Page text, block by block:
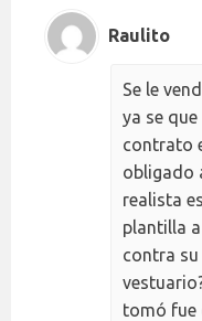
Raulito
Se le
ya se
contrato
obligado
realista
plantilla
contra
tomó fue